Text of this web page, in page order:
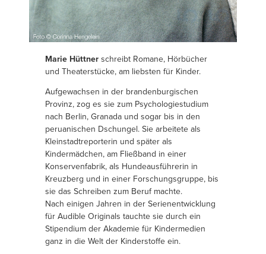
Marie Hüttner schreibt Romane, Hörbücher
und Theaterstücke, am liebsten für Kinder.
Aufgewachsen in der brandenburgischen
Provinz, zog es sie zum Psychologiestudium
nach Berlin, Granada und sogar bis in den
peruanischen Dschungel. Sie arbeitete als
Kleinstadtreporterin und später als
Kindermädchen, am Fließband in einer
Konservenfabrik, als Hundeausführerin in
Kreuzberg und in einer Forschungsgruppe, bis
sie das Schreiben zum Beruf machte.
Nach einigen Jahren in der Serienentwicklung
für Audible Originals tauchte sie durch ein
Stipendium der Akademie für Kindermedien
ganz in die Welt der Kinderstoffe ein.